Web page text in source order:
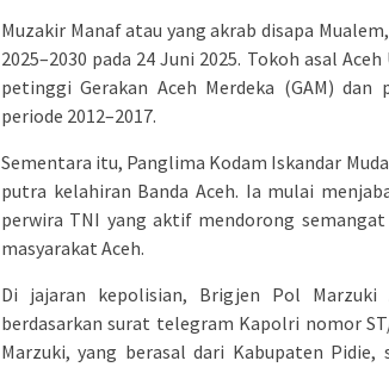
Muzakir Manaf atau yang akrab disapa
2025–2030 pada 24 Juni 2025. Tokoh asal
petinggi Gerakan Aceh Merdeka (GAM)
periode 2012–2017.
Sementara itu, Panglima Kodam Iskandar
putra kelahiran Banda Aceh. Ia mulai
perwira TNI yang aktif mendorong
masyarakat Aceh.
Di jajaran kepolisian, Brigjen Pol Marzuki
berdasarkan surat telegram Kapolri nomor
Marzuki, yang berasal dari Kabupaten Pidie,